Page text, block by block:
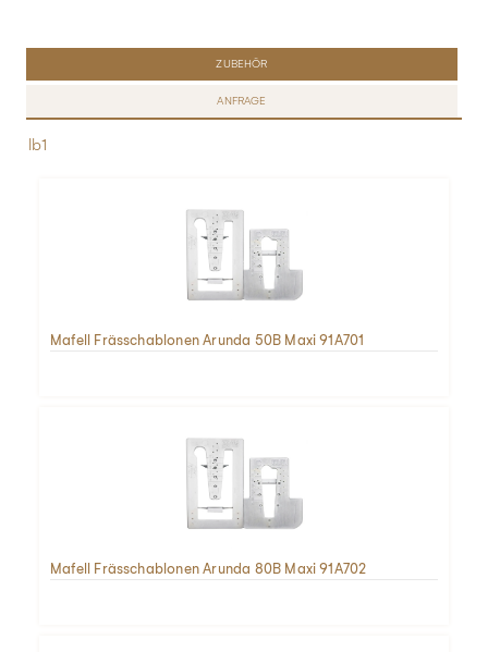
ZUBEHÖR
ANFRAGE
lb1
Mafell Frässchablonen Arunda 50B Maxi 91A701
Mafell Frässchablonen Arunda 80B Maxi 91A702